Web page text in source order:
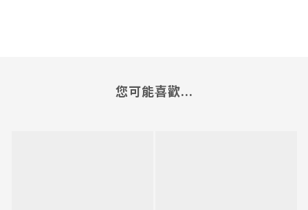
您可能喜歡...